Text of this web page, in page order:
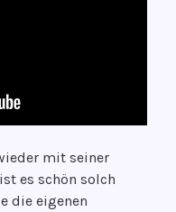
mit seiner
es schön solch
die eigenen